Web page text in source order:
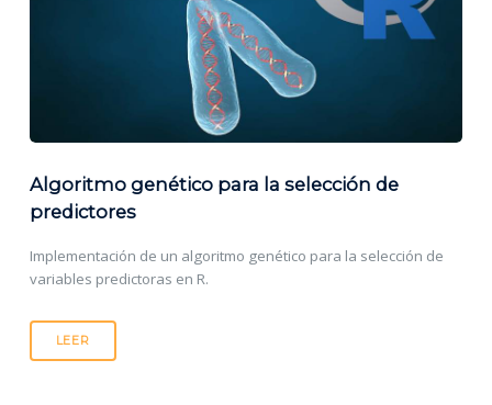
Algoritmo genético para la selección de
predictores
Implementación de un algoritmo genético para la selección de
variables predictoras en R.
LEER